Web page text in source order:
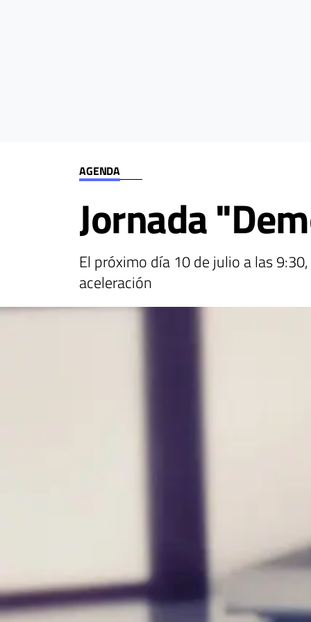
AGENDA
Jornada
El próximo día 10 de julio a las
aceleración